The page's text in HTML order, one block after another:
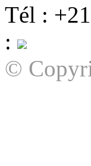
Tél :
:
©